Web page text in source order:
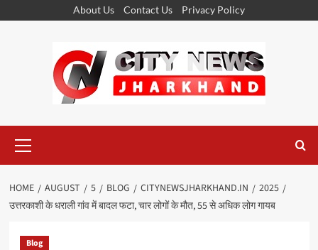
About Us Contact Us Privacy Policy
Menu
HOME AUGUST 5 BLOG CITYNEWSJHARKHAND.IN
2025
उत्तरकाशी के धराली गांव में बादल फटा, चार लोगों के मौत, 55 से अधिक लोग गायब
Blog